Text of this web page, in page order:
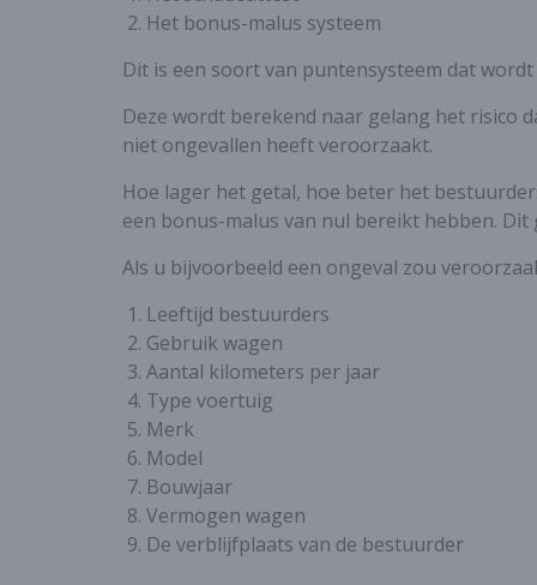
Het bonus-malus systeem
Dit is een soort van puntensysteem dat
Deze wordt berekend naar gelang het risico
niet ongevallen heeft veroorzaakt.
Hoe lager het getal, hoe beter het
een bonus-malus van nul bereikt hebben.
Als u bijvoorbeeld een ongeval zou
Leeftijd bestuurders
Gebruik wagen
Aantal kilometers per jaar
Type voertuig
Merk
Model
Bouwjaar
Vermogen wagen
De verblijfplaats van de bestuurder